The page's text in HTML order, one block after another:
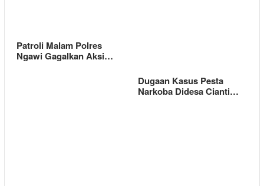
Patroli Malam Polres
Ngawi Gagalkan Aksi…
Dugaan Kasus Pesta
Narkoba Didesa Cianti…